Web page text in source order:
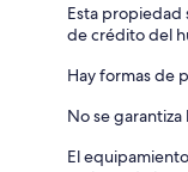
Esta propiedad
de crédito del
Hay formas de
No se
El